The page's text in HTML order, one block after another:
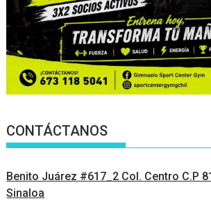
CONTÁCTANOS
Benito Juárez #617_2 Col. Centro C.P
Sinaloa